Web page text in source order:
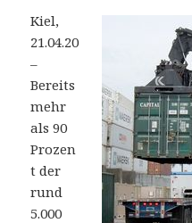
Kiel,
21.04.20
–
Bereits
mehr
als 90
Prozen
t der
rund
5.000